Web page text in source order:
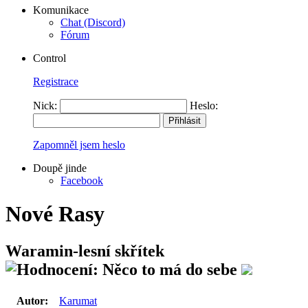
Komunikace
Chat (Discord)
Fórum
Control
Registrace
Nick: Heslo:
Zapomněl jsem heslo
Doupě jinde
Facebook
Nové Rasy
Waramin-lesní skřítek
Autor: Karumat